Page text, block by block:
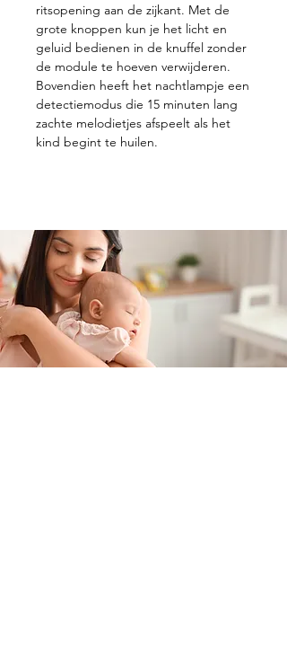
ritsopening aan de zijkant. Met de
grote knoppen kun je het licht en
geluid bedienen in de knuffel zonder
de module te hoeven verwijderen.
Bovendien heeft het nachtlampje een
detectiemodus die 15 minuten lang
zachte melodietjes afspeelt als het
kind begint te huilen.